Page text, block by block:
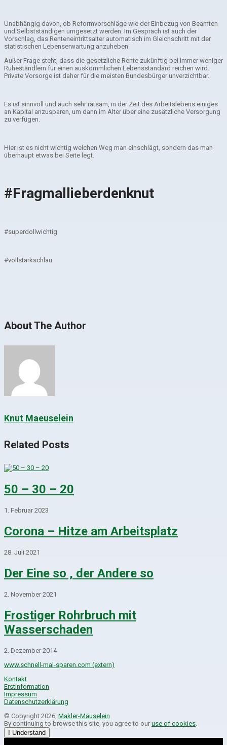
Unabhängig davon, ob Reformvorschläge wie der Einbezug von Beamten
und Selbstständigen umgesetzt werden. Im Gespräch ist auch der
Vorschlag, das Renteneintrittsalter automatisch im Gleichschritt mit der
statistischen Lebenserwartung anzuheben.
Außer Frage steht, dass die gesetzliche Rente zukünftig bei immer weniger
Ruheständlern für einen auskömmlichen Lebensstandard reichen wird.
Private Vorsorge ist daher für die meisten Bundesbürger unverzichtbar.
Es ist sinnvoll und auch sehr ratsam, in der Zeit des Arbeitslebens einiges
an Kapital anzusparen, um dann im Alter über eine zusätzliche Versorgung
zu verfügen.
Hier ist es nicht wichtig welchen Weg man einschlägt, sondern das man
überhaupt etwas bei Seite legt.
#Fragmallieberdenknut
#superdollwichtig
#vollstarkschlau
About The Author
Knut Maeuselein
Related Posts
50 – 30 – 20
1. Februar 2023
Corona – Hitze am Arbeitsplatz
28. Juli 2021
Der Eine so , der Andere so
2. November 2021
Frostiger Rohrbruch mit
Wasserschaden
2. Dezember 2014
www.schnell-mal-sparen.com (extern)
Kontakt
Erstinformation
Impressum
Datenschutzerklärung
© Copyright 2026, Makler-Mäuselein
By continuing to browse this site, you agree to our use of cookies
I Understand